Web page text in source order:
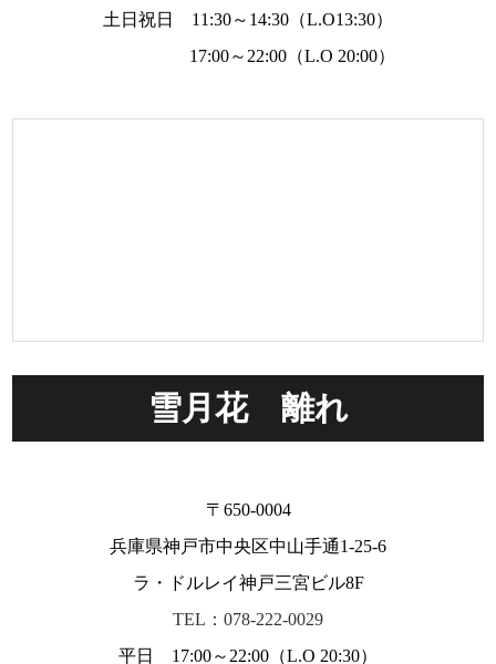
土日祝日 11:30～14:30（L.O13:30）
17:00～22:00（L.O 20:00）
雪月花 離れ
〒650-0004
兵庫県神戸市中央区中山手通1-25-6
ラ・ドルレイ神戸三宮ビル8F
TEL：078-222-0029
平日 17:00～22:00（L.O 20:30）